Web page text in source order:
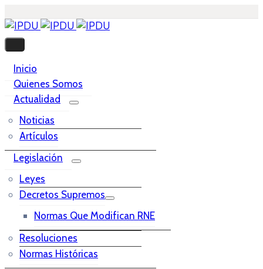
Inicio
Quienes Somos
Actualidad
Noticias
Artículos
Legislación
Leyes
Decretos Supremos
Normas Que Modifican RNE
Resoluciones
Normas Históricas